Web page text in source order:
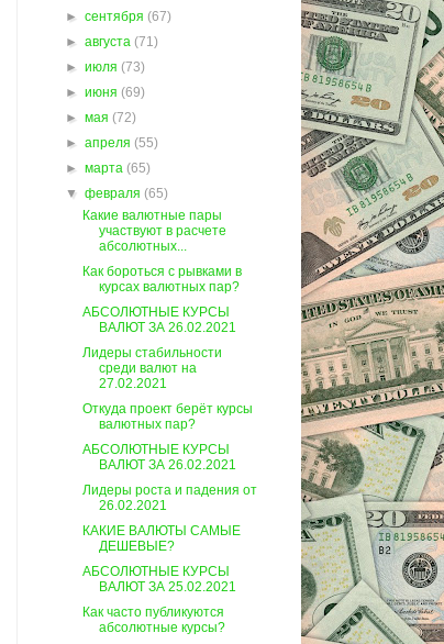
►сентября(67)
►августа(71)
►июля(73)
►июня(69)
►мая(72)
►апреля(55)
►марта(65)
▼февраля(65)
Какие валютные пары
участвуют в расчете
абсолютных...
Как бороться с рывками в
курсах валютных пар?
АБСОЛЮТНЫЕ КУРСЫ
ВАЛЮТ ЗА 26.02.2021
Лидеры стабильности
среди валют на
27.02.2021
Откуда проект берёт курсы
валютных пар?
АБСОЛЮТНЫЕ КУРСЫ
ВАЛЮТ ЗА 26.02.2021
Лидеры роста и падения от
26.02.2021
КАКИЕ ВАЛЮТЫ САМЫЕ
ДЕШЕВЫЕ?
АБСОЛЮТНЫЕ КУРСЫ
ВАЛЮТ ЗА 25.02.2021
Как часто публикуются
абсолютные курсы?